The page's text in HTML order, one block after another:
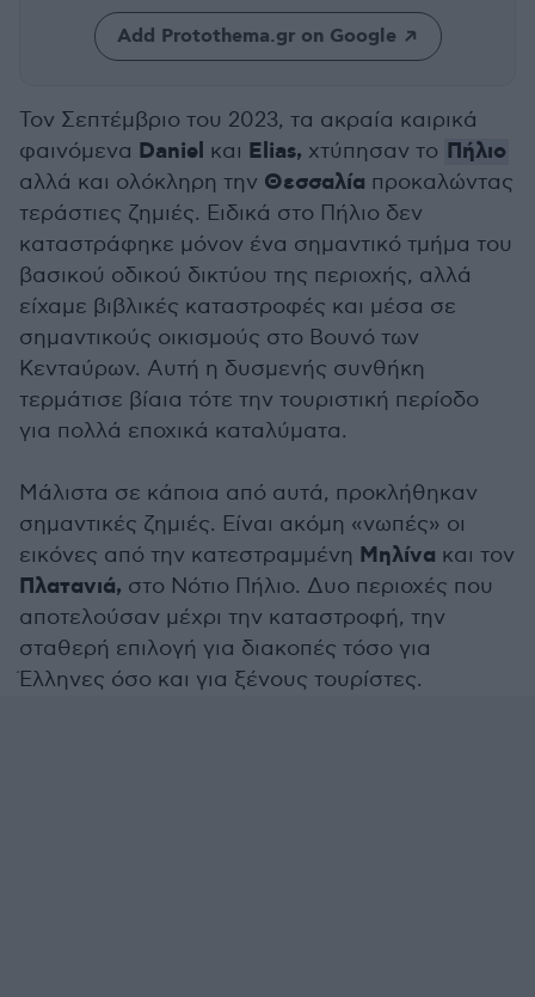
Add Protothema.gr on Google
Τον Σεπτέμβριο του 2023, τα ακραία καιρικά
φαινόμενα Daniel και Elias, χτύπησαν το Πήλιο
αλλά και ολόκληρη την Θεσσαλία προκαλώντας
τεράστιες ζημιές. Ειδικά στο Πήλιο δεν
καταστράφηκε μόνον ένα σημαντικό τμήμα του
βασικού οδικού δικτύου της περιοχής, αλλά
είχαμε βιβλικές καταστροφές και μέσα σε
σημαντικούς οικισμούς στο Βουνό των
Κενταύρων. Αυτή η δυσμενής συνθήκη
τερμάτισε βίαια τότε την τουριστική περίοδο
για πολλά εποχικά καταλύματα.
Μάλιστα σε κάποια από αυτά, προκλήθηκαν
σημαντικές ζημιές. Είναι ακόμη «νωπές» οι
εικόνες από την κατεστραμμένη Μηλίνα και τον
Πλατανιά, στο Νότιο Πήλιο. Δυο περιοχές που
αποτελούσαν μέχρι την καταστροφή, την
σταθερή επιλογή για διακοπές τόσο για
Έλληνες όσο και για ξένους τουρίστες.